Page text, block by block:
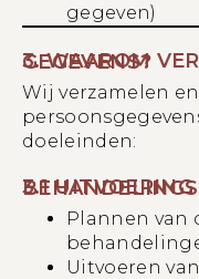
gegeven)
3. WAAROM VERWERKEN WIJ UW GEGEVENS?
Wij verzamelen
doeleinden:
3.1 UITVOERING VAN EEN
Plannen van
Uitvoeren